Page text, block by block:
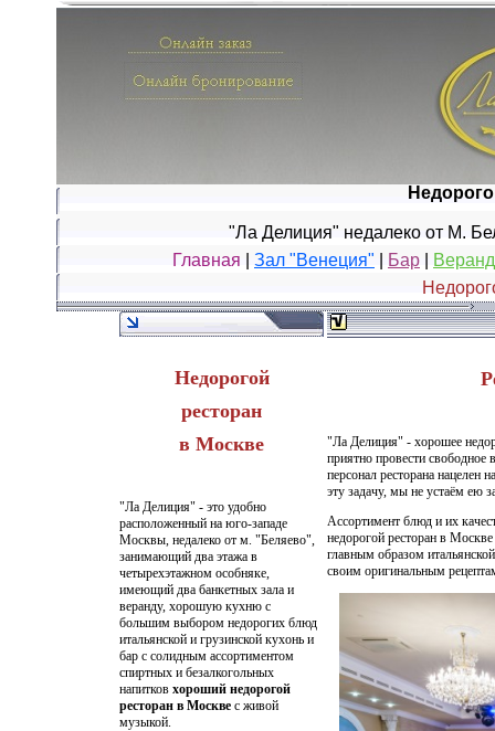
"Ла Делиция" недалеко от М.
Главная
Зал "Венеция" Бар
Недорогой
ресторан
в Москве
"Ла Делиция" - это удобно
расположенный на юго-западе
Москвы, недалеко от м. "Беляево",
занимающий два этажа в
четырехэтажном особняке,
имеющий два банкетных зала и
веранду, хорошую кухню с
большим выбором недорогих блюд
итальянской и грузинской кухонь и
бар с солидным ассортиментом
спиртных и безалкогольных
напитков хороший недорогой
ресторан в Москве с живой
музыкой.
"Ла Делиция" - хорошее
приятно провести
персонал ресторана
эту задачу, мы не устаём ею
Ассортимент блюд и их
недорогой ресторан в Москве
главным образом
своим оригинальным